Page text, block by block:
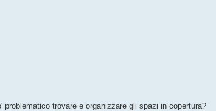
trovare e organizzare gli spazi in copertura?